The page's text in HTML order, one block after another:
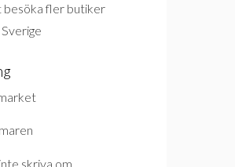
besöka fler butiker
skriva om